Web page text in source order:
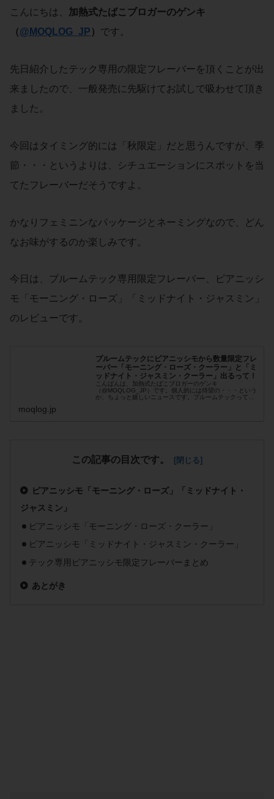
こんにちは、 加熱式たばこブロガーのゲンキ
（@MOQLOG_JP ） です。
先日紹介したテック専用の限定フレーバーを頂くことが出
来ましたので、一般発売に先駆けてお試しで吸わせて頂き
ました。
今回はタイミング的には「秋限定」だと思うんですが、季
節・・・というよりは、シチュエーションにスポットを当
てたフレーバーだそうですよ。
かなりフェミニンなパッケージとネーミングなので、どん
なお味がするのか楽しみです。
今日は、プルームテック専用限定フレーバー、ピアニッシ
モ「モーニング・ローズ」「ミッドナイト・ジャスミン」
のレビューです。
プルームテックにピアニッシモから数量限定フレ
ーバー「モーニング・ローズ・クーラー」と「ミ
ッドナイト・ジャスミン・クーラー」出るって！
こんばんは、加熱式たばこブロガーのゲンキ
（@MOQLOG_JP）です。個人的には待望の・・・という
か、ちょっと嬉しいニュースです。プルームテックって忘
moqlog.jp
この記事の目次です。
ピアニッシモ「モーニング・ローズ」「ミッドナイト・
ジャスミン」
ピアニッシモ「モーニング・ローズ・クーラー」
ピアニッシモ「ミッドナイト・ジャスミン・クーラー」
テック専用ピアニッシモ限定フレーバーまとめ
あとがき